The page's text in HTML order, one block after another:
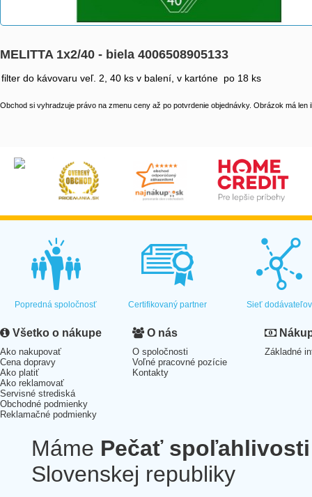
MELITTA 1x2/40 - biela 4006508905133
filter do kávovaru veľ. 2, 40 ks v balení, v kartóne po 18 ks
Obchod si vyhradzuje právo na zmenu ceny až po potvrdenie objednávky. Obrázok má len
Popredná spoločnosť Certifikovaný partner Sieť dodávateľov
Všetko o nákupe
Ako nakupovať
Cena dopravy
Ako platiť
Ako reklamovať
Servisné strediská
Obchodné podmienky
Reklamačné podmienky
O nás
O spoločnosti
Voľné pracovné pozície
Kontakty
Základné
Máme Pečať spoľahlivosti
Slovenskej republiky